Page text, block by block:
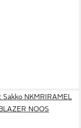
Sakko NKMRIRAMEL
NOOS